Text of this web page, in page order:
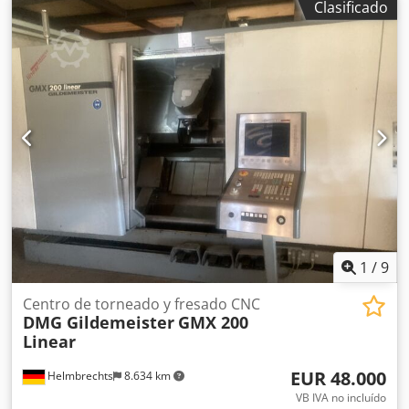
de husillos: 6, velocidad: 12000rpm, control: Siemens 840D
Powerline. Djdpfx Astqfq Usmfokr
Clasificado
1 /9
Helmbrechts 8.634 km
Centro de torneado y fresado CNC
DMG Gildemeister GMX 200
Linear
EUR 48.000
VB IVA no incluído